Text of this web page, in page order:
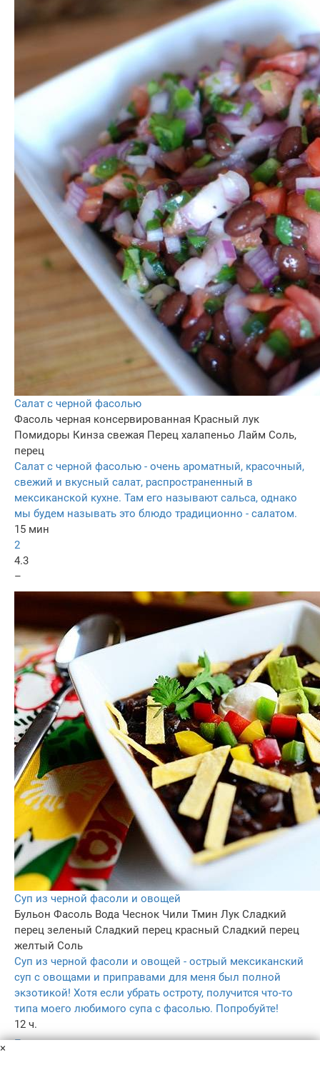
Салат с черной фасолью
Фасоль черная консервированная Красный лук
Помидоры Кинза свежая Перец халапеньо Лайм Соль,
перец
Салат с черной фасолью - очень ароматный, красочный,
свежий и вкусный салат, распространенный в
мексиканской кухне. Там его называют сальса, однако
мы будем называть это блюдо традиционно - салатом.
15 мин
2
4.3
–
Суп из черной фасоли и овощей
Бульон Фасоль Вода Чеснок Чили Тмин Лук Сладкий
перец зеленый Сладкий перец красный Сладкий перец
желтый Соль
Суп из черной фасоли и овощей - острый мексиканский
суп с овощами и приправами для меня был полной
экзотикой! Хотя если убрать остроту, получится что-то
типа моего любимого супа с фасолью. Попробуйте!
12 ч.
–
×